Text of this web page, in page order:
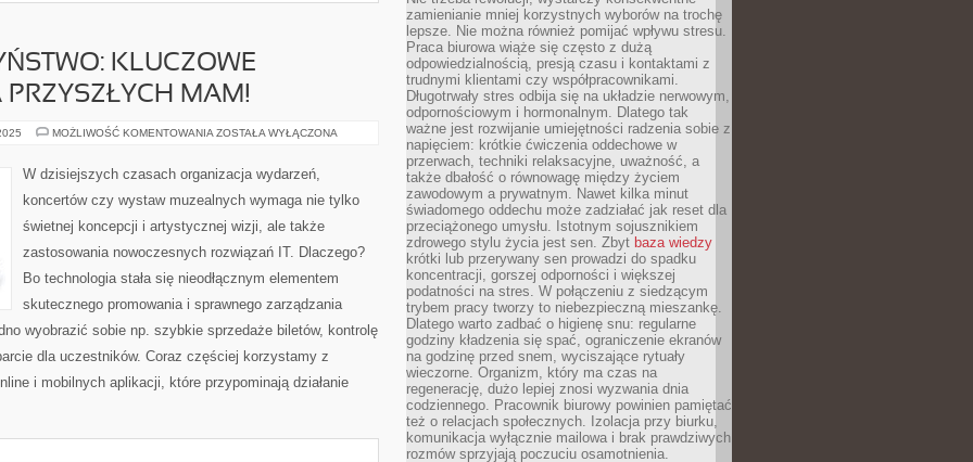
KLUCZOWE
PRZYSZŁYCH MAM!
MOŻLIWOŚĆ KOMENTOWANIA CIĄŻA
KLUCZOWE
INFORMACJE
PRZYSZŁYCH
ZOSTAŁA WYŁĄCZONA
W dzisiejszych czasach organizacja wydarzeń,
koncertów czy wystaw muzealnych wymaga nie tylko
świetnej koncepcji i artystycznej wizji, ale także
zastosowania nowoczesnych rozwiązań IT. Dlaczego?
Bo technologia stała się nieodłącznym elementem
skutecznego promowania i sprawnego zarządzania
wyobrazić sobie np. szybkie sprzedaże biletów, kontrolę
dla uczestników. Coraz częściej korzystamy z
i mobilnych aplikacji, które przypominają działanie
zamienianie mniej korzystnych wyborów na trochę
lepsze. Nie można również pomijać wpływu stresu.
Praca biurowa wiąże się często z dużą
odpowiedzialnością, presją czasu i kontaktami z
trudnymi klientami czy współpracownikami.
Długotrwały stres odbija się na układzie nerwowym,
odpornościowym i hormonalnym. Dlatego tak
ważne jest rozwijanie umiejętności radzenia sobie z
napięciem: krótkie ćwiczenia oddechowe w
przerwach, techniki relaksacyjne, uważność, a
także dbałość o równowagę między życiem
zawodowym a prywatnym. Nawet kilka minut
świadomego oddechu może zadziałać jak reset dla
przeciążonego umysłu. Istotnym sojusznikiem
zdrowego stylu życia jest sen. Zbyt baza wiedzy
krótki lub przerywany sen prowadzi do spadku
koncentracji, gorszej odporności i większej
podatności na stres. W połączeniu z siedzącym
trybem pracy tworzy to niebezpieczną mieszankę.
Dlatego warto zadbać o higienę snu: regularne
godziny kładzenia się spać, ograniczenie ekranów
na godzinę przed snem, wyciszające rytuały
wieczorne. Organizm, który ma czas na
regenerację, dużo lepiej znosi wyzwania dnia
codziennego. Pracownik biurowy powinien pamiętać
też o relacjach społecznych. Izolacja przy biurku,
komunikacja wyłącznie mailowa i brak prawdziwych
rozmów sprzyjają poczuciu osamotnienia.